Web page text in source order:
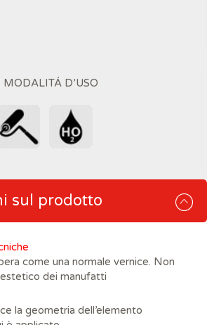
MODALITÁ D’USO
sul prodotto
come una normale vernice. Non
dei manufatti
la geometria dell’elemento